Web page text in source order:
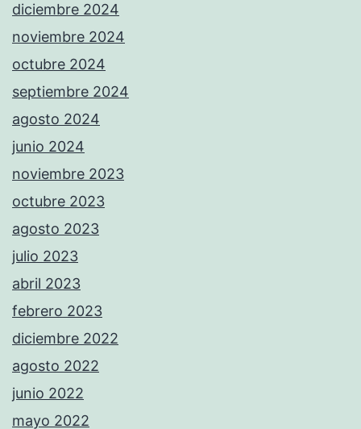
diciembre 2024
noviembre 2024
octubre 2024
septiembre 2024
agosto 2024
junio 2024
noviembre 2023
octubre 2023
agosto 2023
julio 2023
abril 2023
febrero 2023
diciembre 2022
agosto 2022
junio 2022
mayo 2022